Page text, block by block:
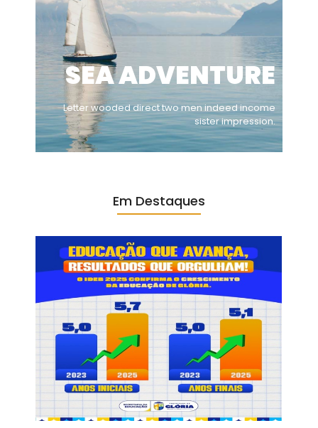
SEA ADVENTURE
Letter wooded direct two men indeed income
sister impression.
Em Destaques